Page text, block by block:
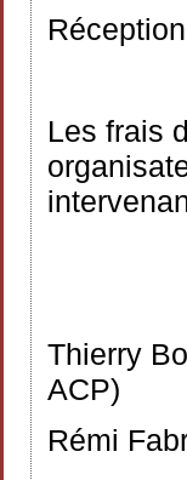
Les frais
Thierry
ACP)
Rémi